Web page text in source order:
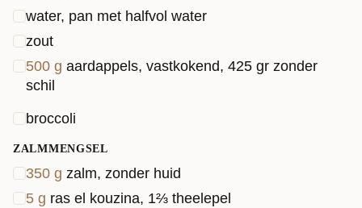
water, pan met halfvol water
zout
500 g aardappels, vastkokend, 425 gr zonder
schil
broccoli
ZALMMENGSEL
350 g zalm, zonder huid
5 g ras el kouzina, 1⅔ theelepel